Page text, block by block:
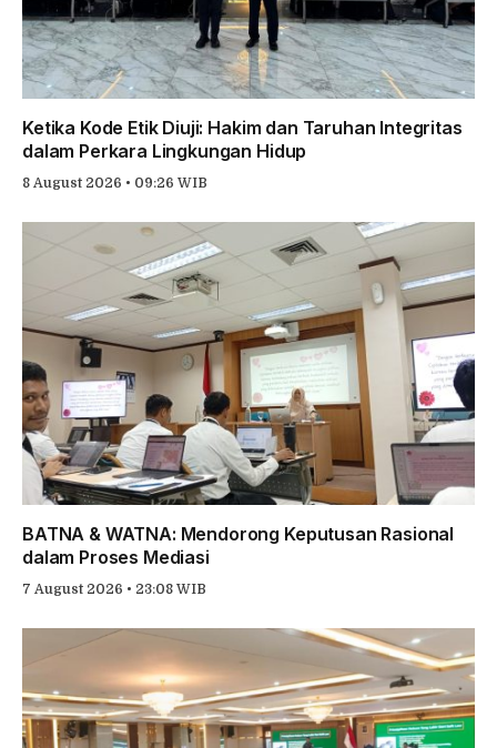
Ketika Kode Etik Diuji: Hakim dan Taruhan Integritas
dalam Perkara Lingkungan Hidup
8 August 2026 • 09:26 WIB
BATNA & WATNA: Mendorong Keputusan Rasional
dalam Proses Mediasi
7 August 2026 • 23:08 WIB